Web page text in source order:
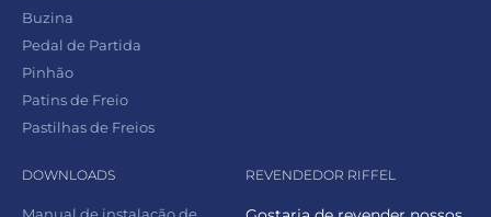
Buzina
Pedal de Partida
Pinhão
Patins de Freio
Pastilhas de Freios
DOWNLOADS REVENDEDOR RIFFEL